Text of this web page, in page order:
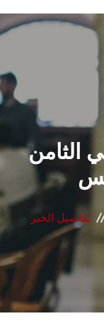
الرئيسيـة
عن الجامعة
القطاعـات
الشئون الأكاديمية
البحث العلمي
الرعاية الصحية
المراكز والوحدات
الأنظمة الذكية
الثامن
تفاصيل الخبر